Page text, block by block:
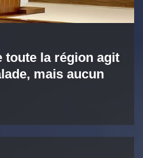
toute la région agit
mais aucun